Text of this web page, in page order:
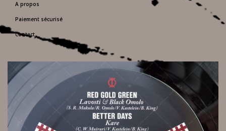
A propos
Paiement sécurisé
Contact